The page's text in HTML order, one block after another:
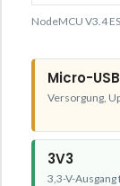
NodeMCU V3.4
Micro-USB
Versorgung,
3V3
3,3-V-